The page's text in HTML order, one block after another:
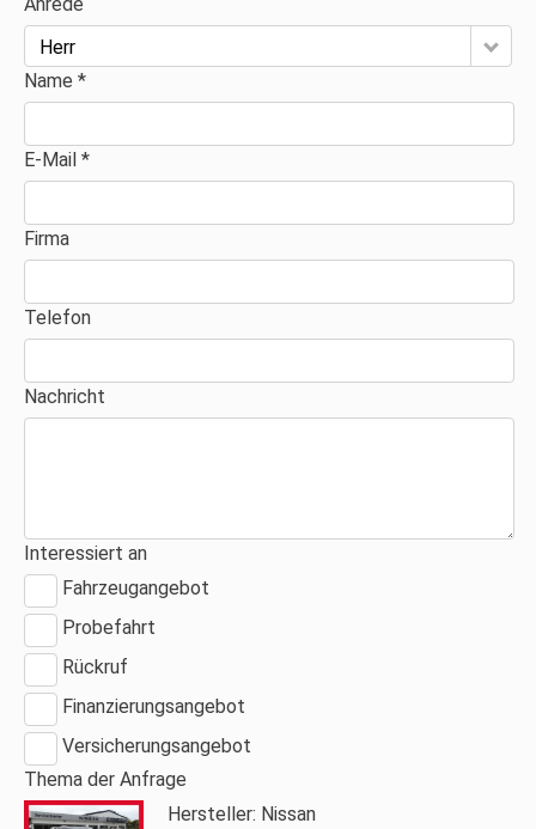
Herr
Name *
E-Mail *
Firma
Telefon
Nachricht
Interessiert an
Fahrzeugangebot
Probefahrt
Rückruf
Finanzierungsangebot
Versicherungsangebot
Thema der Anfrage
Hersteller: Nissan